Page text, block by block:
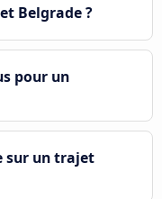
Belgrade ?
pour un
sur un trajet